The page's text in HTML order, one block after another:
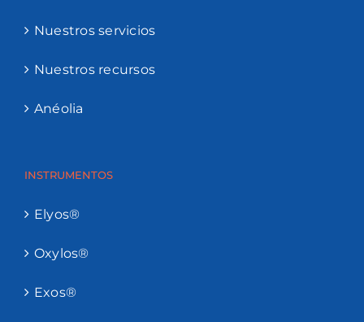
Nuestros servicios
Nuestros recursos
Anéolia
INSTRUMENTOS
Elyos®
Oxylos®
Exos®